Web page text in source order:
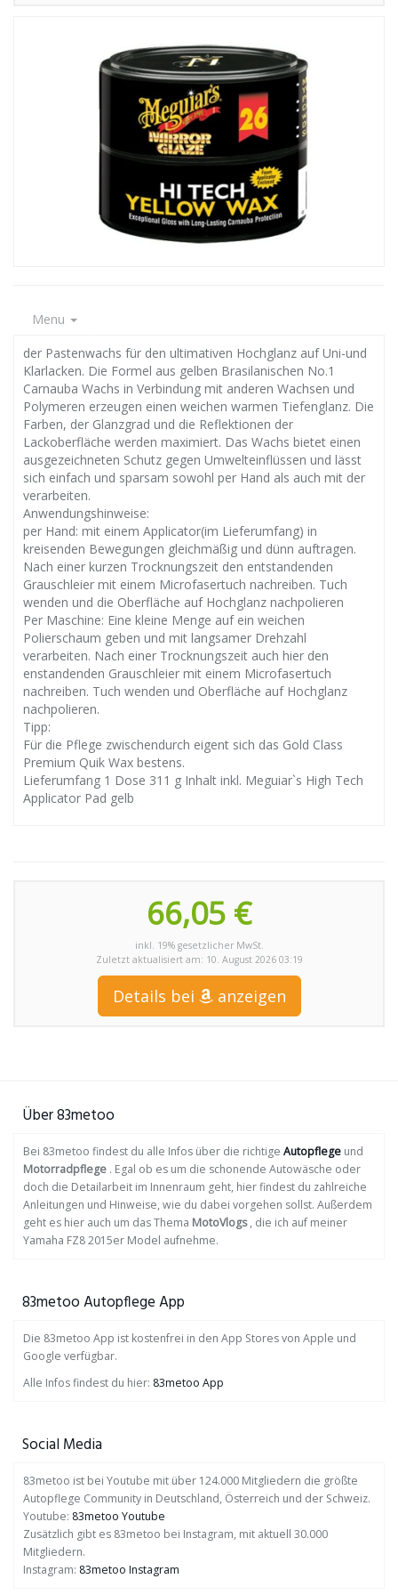
Menu
der Pastenwachs für den ultimativen Hochglanz auf Uni-und
Klarlacken. Die Formel aus gelben Brasilanischen No.1
Carnauba Wachs in Verbindung mit anderen Wachsen und
Polymeren erzeugen einen weichen warmen Tiefenglanz. Die
Farben, der Glanzgrad und die Reflektionen der
Lackoberfläche werden maximiert. Das Wachs bietet einen
ausgezeichneten Schutz gegen Umwelteinflüssen und lässt
sich einfach und sparsam sowohl per Hand als auch mit der
verarbeiten.
Anwendungshinweise:
per Hand: mit einem Applicator(im Lieferumfang) in
kreisenden Bewegungen gleichmäßig und dünn auftragen.
Nach einer kurzen Trocknungszeit den entstandenden
Grauschleier mit einem Microfasertuch nachreiben. Tuch
wenden und die Oberfläche auf Hochglanz nachpolieren
Per Maschine: Eine kleine Menge auf ein weichen
Polierschaum geben und mit langsamer Drehzahl
verarbeiten. Nach einer Trocknungszeit auch hier den
enstandenden Grauschleier mit einem Microfasertuch
nachreiben. Tuch wenden und Oberfläche auf Hochglanz
nachpolieren.
Tipp:
Für die Pflege zwischendurch eigent sich das Gold Class
Premium Quik Wax bestens.
Lieferumfang 1 Dose 311 g Inhalt inkl. Meguiar`s High Tech
Applicator Pad gelb
66,05 €
inkl. 19% gesetzlicher MwSt.
Zuletzt aktualisiert am: 10. August 2026 03:19
Details bei anzeigen
Über 83metoo
Bei 83metoo findest du alle Infos über die richtige Autopflege und
Motorradpflege . Egal ob es um die schonende Autowäsche oder
doch die Detailarbeit im Innenraum geht, hier findest du zahlreiche
Anleitungen und Hinweise, wie du dabei vorgehen sollst. Außerdem
geht es hier auch um das Thema MotoVlogs, die ich auf meiner
Yamaha FZ8 2015er Model aufnehme.
83metoo Autopflege App
Die 83metoo App ist kostenfrei in den App Stores von Apple und
Google verfügbar.
Alle Infos findest du hier: 83metoo App
Social Media
83metoo ist bei Youtube mit über 124.000 Mitgliedern die größte
Autopflege Community in Deutschland, Österreich und der Schweiz.
Youtube: 83metoo Youtube
Zusätzlich gibt es 83metoo bei Instagram, mit aktuell 30.000
Mitgliedern.
Instagram: 83metoo Instagram